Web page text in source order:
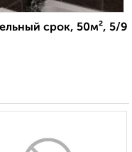
срок, 50м², 5/9